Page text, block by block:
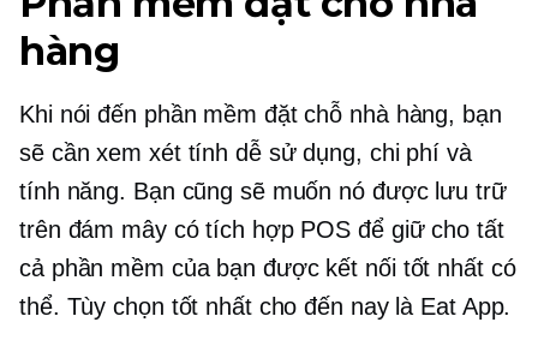
hàng
Khi nói đến phần mềm đặt chỗ nhà hàng, bạn
sẽ cần xem xét tính dễ sử dụng, chi phí và
tính năng. Bạn cũng sẽ muốn nó được lưu trữ
trên đám mây có tích hợp POS để giữ cho tất
cả phần mềm của bạn được kết nối tốt nhất có
thể. Tùy chọn tốt nhất cho đến nay là Eat App.